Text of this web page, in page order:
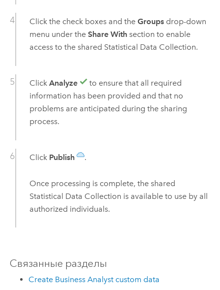
Click the check boxes and the Groupsdrop-down
menu under the Share Withsection to enable
access to the shared Statistical Data Collection.
Click Analyze
to ensure that all required
information has been provided and that no
problems are anticipated during the sharing
process.
Click Publish .
Once processing is complete, the shared
Statistical Data Collection is available to use by all
authorized individuals.
Связанные разделы
Create Business Analyst custom data